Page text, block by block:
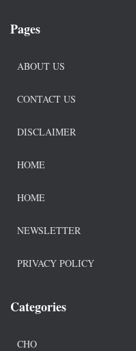
Pages
ABOUT US
CONTACT US
DISCLAIMER
HOME
HOME
NEWSLETTER
PRIVACY POLICY
Categories
CHO